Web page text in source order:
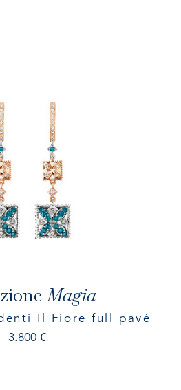
Magia
Il Fiore full pavé
3.800 €